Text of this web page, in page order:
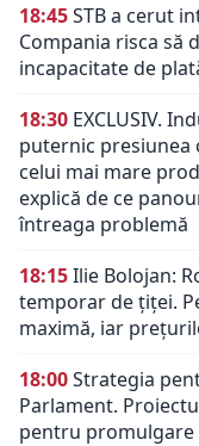
18:45STB a cerut
Compania risca să
incapacitate de
18:30 EXCLUSIV.
puternic presiunea
celui mai mare
explică de ce
întreaga problemă
18:15Ilie Bolojan:
temporar de țiței.
maximă, iar
18:00Strategia
Parlament.
pentru promulgare